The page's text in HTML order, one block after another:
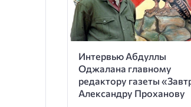
Интервью Абдуллы
Оджалана главному
редактору газеты
Александру Проханову